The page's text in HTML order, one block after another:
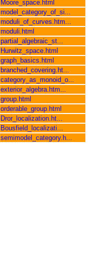
Moore_space.html
model_category_of_si...
moduli_of_curves.htm...
moduli.html
partial_algebraic_st...
Hurwitz_space.html
graph_basics.html
branched_covering.ht...
category_as_monoid_o...
exterior_algebra.htm...
group.html
orderable_group.html
Dror_localization.ht...
Bousfield_localizati...
semimodel_category.h...